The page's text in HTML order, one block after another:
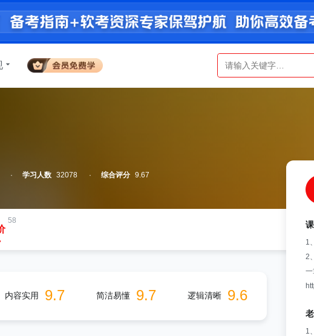
学习人数 32078 综合评分 9.67
58
内容实用 9.7 简洁易懂 9.7 逻辑清晰 9.6
1
2
一
1